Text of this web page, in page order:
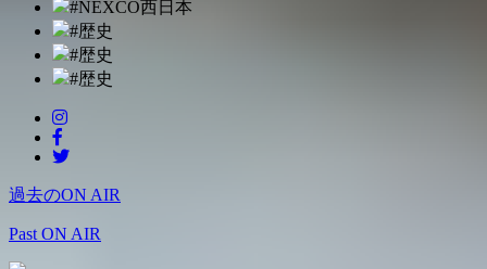
#NEXCO西日本
#歴史
#歴史
#歴史
過去のON AIR
Past ON AIR